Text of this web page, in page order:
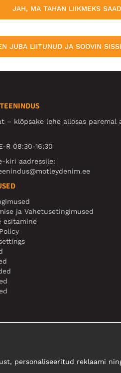
JAH, MA TAHAN LIIKMEKS
JUBA LIITUNUD JA SOOVIN
– klõpsake lehe allosas paremal
R 08:30-16:30
kiri aadressile:
ja Vahetusetingimused
esitamine
personaliseeritud reklaami